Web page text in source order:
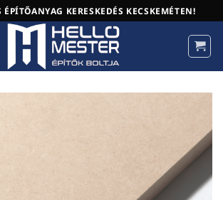
ÉPÍTŐANYAG KERESKEDÉS KECSKEMÉTEN!